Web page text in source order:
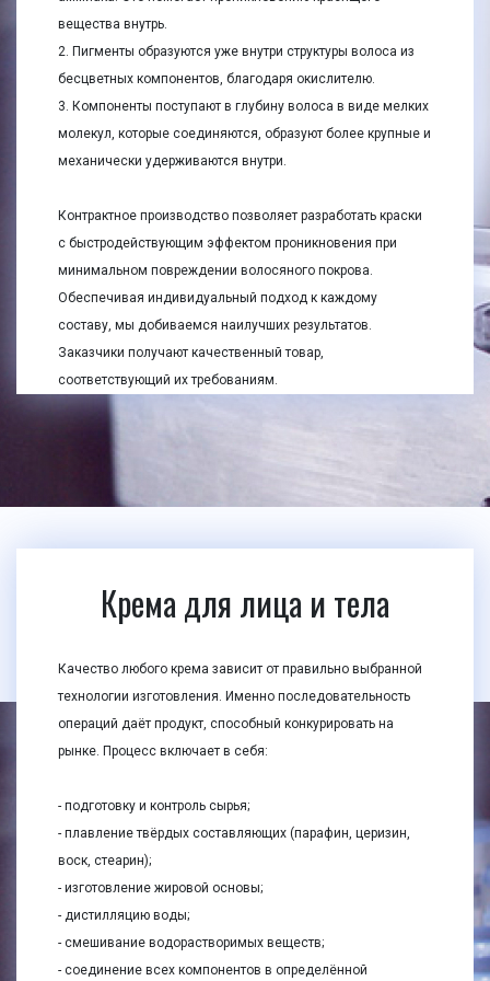
вещества внутрь.
2. Пигменты образуются уже внутри структуры волоса из
бесцветных компонентов, благодаря окислителю.
3. Компоненты поступают в глубину волоса в виде мелких
молекул, которые соединяются, образуют более крупные и
механически удерживаются внутри.
Контрактное производство позволяет разработать краски
с быстродействующим эффектом проникновения при
минимальном повреждении волосяного покрова.
Обеспечивая индивидуальный подход к каждому
составу, мы добиваемся наилучших результатов.
Заказчики получают качественный товар,
соответствующий их требованиям.
Крема для лица и тела
Качество любого крема зависит от правильно выбранной
технологии изготовления. Именно последовательность
операций даёт продукт, способный конкурировать на
рынке. Процесс включает в себя:
- подготовку и контроль сырья;
- плавление твёрдых составляющих (парафин, церизин,
воск, стеарин);
- изготовление жировой основы;
- дистилляцию воды;
- смешивание водорастворимых веществ;
- соединение всех компонентов в определённой